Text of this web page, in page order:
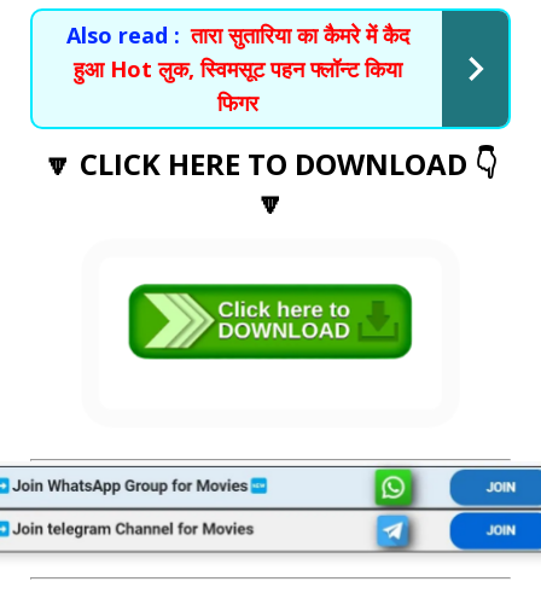
Also read : तारा सुतारिया का कैमरे में कैद
हुआ Hot लुक, स्विमसूट पहन फ्लॉन्ट किया
फिगर
🔽 CLICK HERE TO DOWNLOAD 👇
🔽